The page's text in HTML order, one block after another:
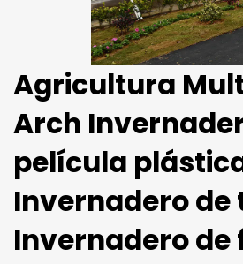
Agricultura
Arch
película
Invernadero de
Invernadero de